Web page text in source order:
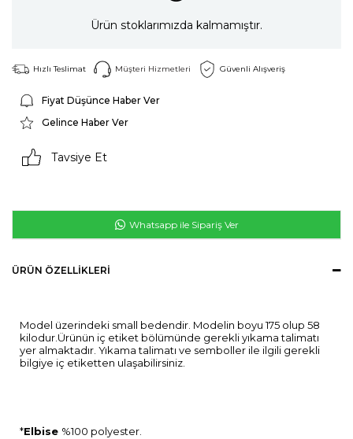
Ürün stoklarımızda kalmamıştır.
Hızlı Teslimat Müşteri Hizmetleri Güvenli Alışveriş
Fiyat Düşünce Haber Ver
Gelince Haber Ver
Tavsiye Et
Whatsapp ile Sipariş Ver
ÜRÜN ÖZELLIKLERI
Model üzerindeki small bedendir. Modelin boyu 175 olup 58
kilodur.Ürünün iç etiket bölümünde gerekli yıkama talimatı
yer almaktadır. Yıkama talimatı ve semboller ile ilgili gerekli
bilgiye iç etiketten ulaşabilirsiniz.
*Elbise %100 polyester.